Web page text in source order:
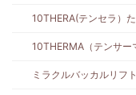
10THERA(テンセラ）
10THERMA（テンサー
ミラクルバッカルリフト